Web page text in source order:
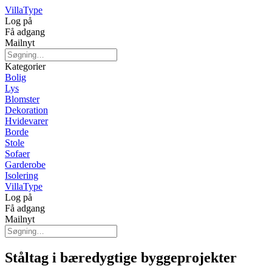
VillaType
Log på
Få adgang
Mailnyt
Kategorier
Bolig
Lys
Blomster
Dekoration
Hvidevarer
Borde
Stole
Sofaer
Garderobe
Isolering
VillaType
Log på
Få adgang
Mailnyt
Ståltag i bæredygtige byggeprojekter